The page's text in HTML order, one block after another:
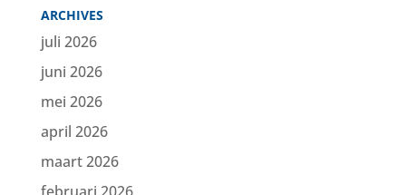
ARCHIVES
juli 2026
juni 2026
mei 2026
april 2026
maart 2026
februari 2026